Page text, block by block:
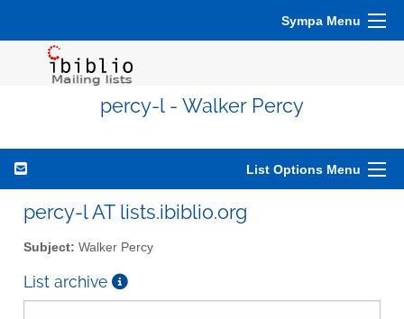
Sympa Menu
percy-l - Walker Percy
List Options Menu
percy-l AT lists.ibiblio.org
Subject: Walker Percy
List archive